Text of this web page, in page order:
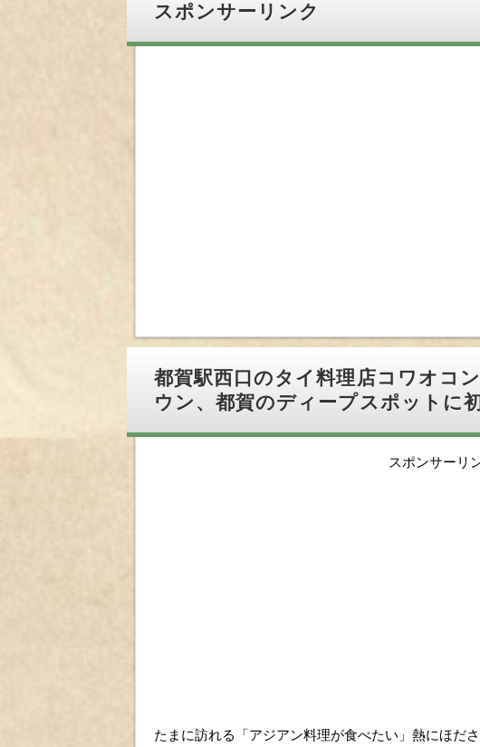
スポンサーリンク
都賀駅西口のタイ料理店コワオ
ウン、都賀のディープスポットに
スポンサーリ
たまに訪れる「アジアン料理が食べたい」熱にほださ